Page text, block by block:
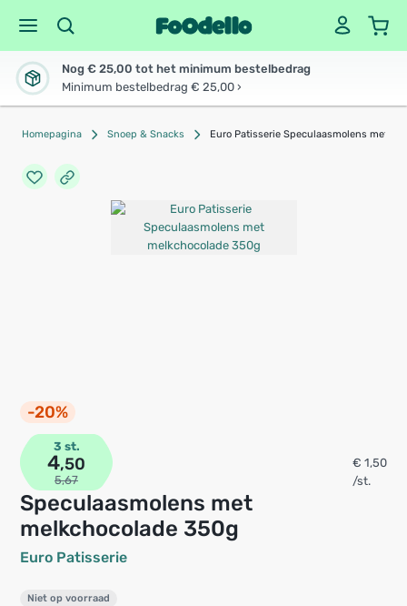
Nog € 25,00 tot het minimum bestelbedrag
Minimum bestelbedrag € 25,00 ›
Homepagina Snoep & Snacks Euro Patisserie Speculaasmolens met
-20%
Speculaasmolens met
melkchocolade 350g
Euro Patisserie
3 st.
4,50
5,67
€ 1,50
/st.
Niet op voorraad